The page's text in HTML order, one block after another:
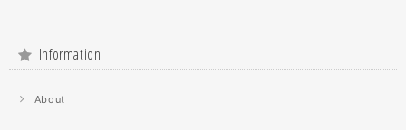
Information
About